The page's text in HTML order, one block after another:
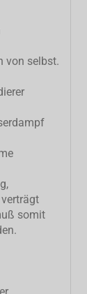
von selbst.
somit